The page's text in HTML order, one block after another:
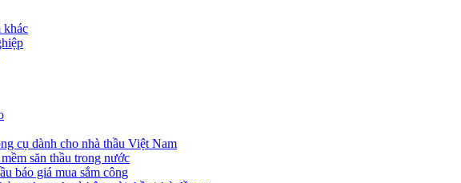
khác
cụ dành cho nhà thầu Việt Nam
săn thầu trong nước
báo giá mua sắm công